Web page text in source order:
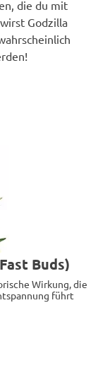
Godzilla
Buds)
Wirkung, die
führt